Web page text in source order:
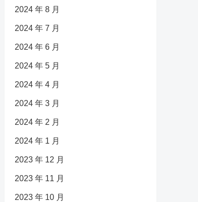
2024 年 8 月
2024 年 7 月
2024 年 6 月
2024 年 5 月
2024 年 4 月
2024 年 3 月
2024 年 2 月
2024 年 1 月
2023 年 12 月
2023 年 11 月
2023 年 10 月